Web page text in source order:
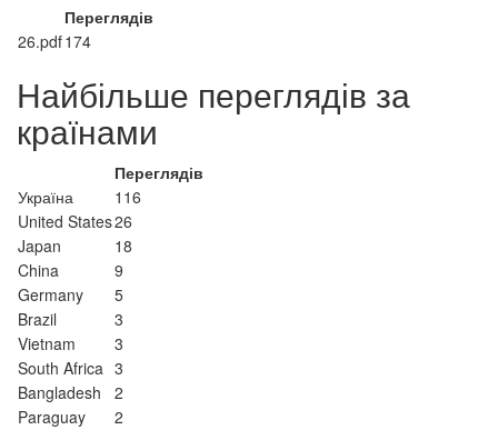
Переглядів
26.pdf174
Найбільше переглядів за
країнами
Переглядів
Україна
116
United States26
Japan
18
China
9
Germany
5
Brazil
3
Vietnam
3
South Africa 3
Bangladesh
2
Paraguay
2